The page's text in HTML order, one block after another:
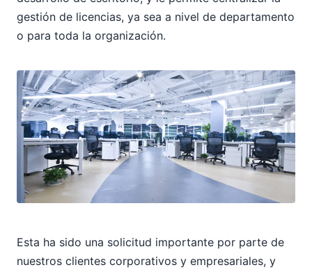
gestión de licencias, ya sea a nivel de departamento
o para toda la organización.
Esta ha sido una solicitud importante por parte de
nuestros clientes corporativos y empresariales, y